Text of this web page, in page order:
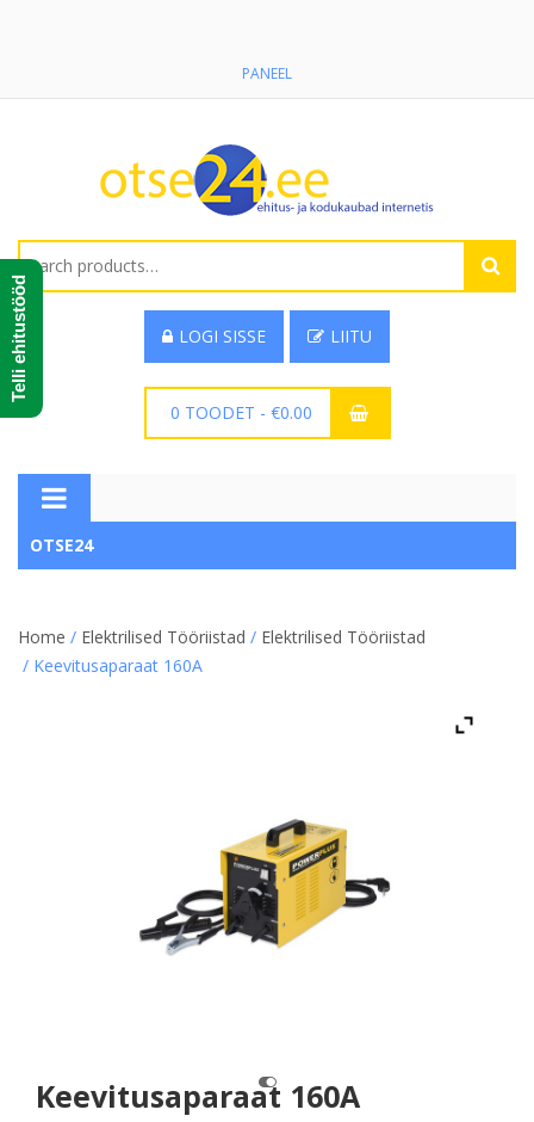
PANEEL
Search
for:
LOGI SISSE LIITU
0 TOODET - €0.00
OTSE24
Home / Elektrilised Tööriistad / Elektrilised Tööriistad
/ Keevitusaparaat 160A
Keevitusaparaat 160A
Telli ehitustööd